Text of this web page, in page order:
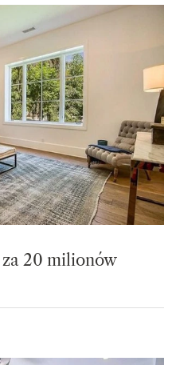
20 milionów